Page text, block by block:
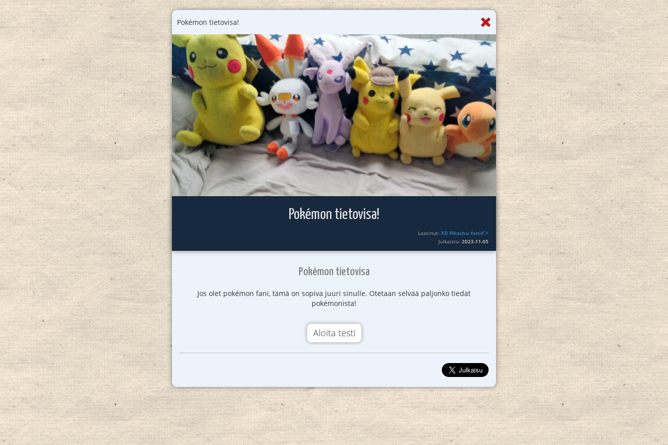
Pokémon tietovisa!
Pokémon tietovisa!
Laatinut:XD Pikachu fani☄️⚡
Julkaistu:2023-11-05
Pokémon tietovisa
Jos olet pokémon fani, tämä on sopiva juuri sinulle. Otetaan selvää paljonko tiedät
pokémonista!
Aloita testi